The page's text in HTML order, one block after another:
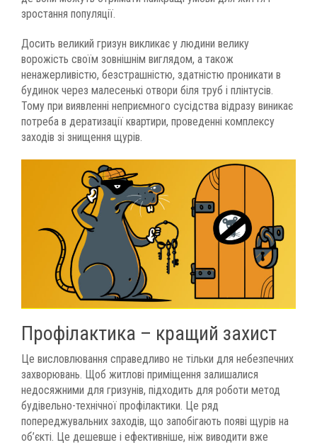
зростання популяції.
Досить великий гризун викликає у людини велику
ворожість своїм зовнішнім виглядом, а також
ненажерливістю, безстрашністю, здатністю проникати в
будинок через малесенькі отвори біля труб і плінтусів.
Тому при виявленні неприємного сусідства відразу виникає
потреба в дератизації квартири, проведенні комплексу
заходів зі знищення щурів.
Профілактика – кращий захист
Це висловлювання справедливо не тільки для небезпечних
захворювань. Щоб житлові приміщення залишалися
недосяжними для гризунів, підходить для роботи метод
будівельно-технічної профілактики. Це ряд
попереджувальних заходів, що запобігають появі щурів на
об’єкті. Це дешевше і ефективніше, ніж виводити вже